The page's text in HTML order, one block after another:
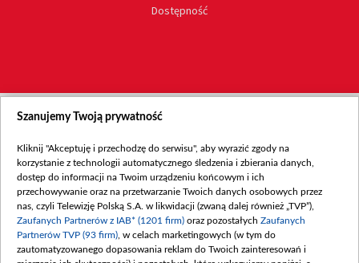
Dostępność
Szanujemy Twoją prywatność
Kliknij "Akceptuję i przechodzę do serwisu", aby wyrazić zgody na
korzystanie z technologii automatycznego śledzenia i zbierania danych,
dostęp do informacji na Twoim urządzeniu końcowym i ich
przechowywanie oraz na przetwarzanie Twoich danych osobowych przez
nas, czyli Telewizję Polską S.A. w likwidacji (zwaną dalej również „TVP”),
Zaufanych Partnerów z IAB* (1201 firm) oraz pozostałych Zaufanych
Partnerów TVP (93 firm) , w celach marketingowych (w tym do
zautomatyzowanego dopasowania reklam do Twoich zainteresowań i